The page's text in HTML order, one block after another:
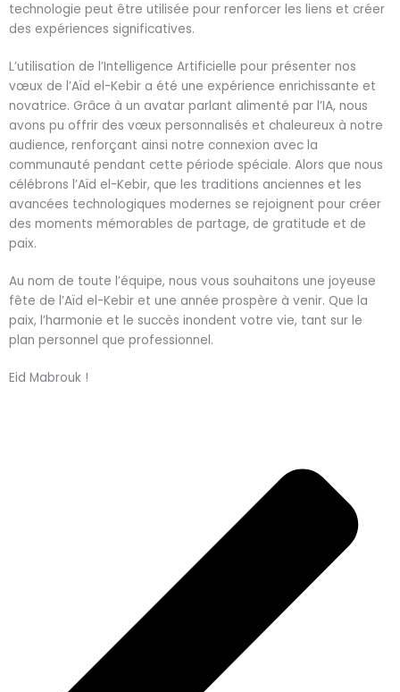
technologie peut être utilisée pour renforcer les liens et créer
des expériences significatives.
L’utilisation de l’Intelligence Artificielle pour présenter nos
vœux de l’Aïd el-Kebir a été une expérience enrichissante et
novatrice. Grâce à un avatar parlant alimenté par l’IA, nous
avons pu offrir des vœux personnalisés et chaleureux à notre
audience, renforçant ainsi notre connexion avec la
communauté pendant cette période spéciale. Alors que nous
célébrons l’Aïd el-Kebir, que les traditions anciennes et les
avancées technologiques modernes se rejoignent pour créer
des moments mémorables de partage, de gratitude et de
paix.
Au nom de toute l’équipe, nous vous souhaitons une joyeuse
fête de l’Aïd el-Kebir et une année prospère à venir. Que la
paix, l’harmonie et le succès inondent votre vie, tant sur le
plan personnel que professionnel.
Eid Mabrouk !